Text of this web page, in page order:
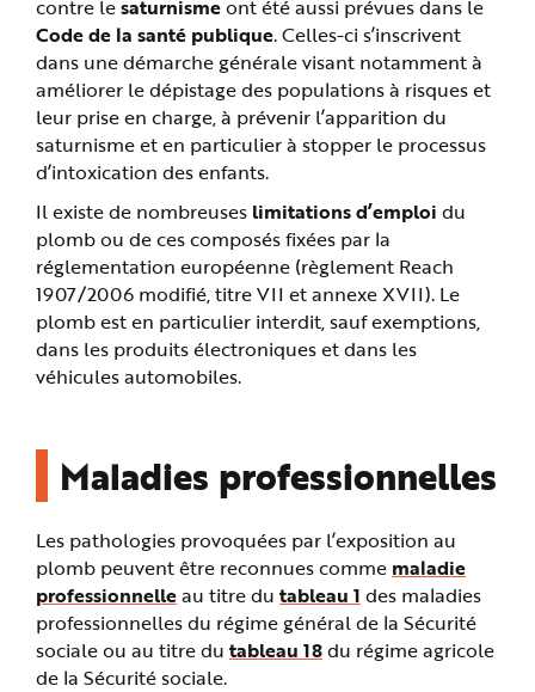
contre lesaturnismeont été aussi prévues dans le
Code de la santé publique. Celles-ci s’inscrivent
dans une démarche générale visant notamment à
améliorer le dépistage des populations à risques et
leur prise en charge, à prévenir l’apparition du
saturnisme et en particulier à stopper le processus
d’intoxication des enfants.
Il existe de nombreuses limitations d’emploi du
plomb ou de ces composés fixées par la
réglementation européenne (règlement Reach
1907/2006 modifié, titre VII et annexe XVII). Le
plomb est en particulier interdit, sauf exemptions,
dans les produits électroniques et dans les
véhicules automobiles.
Maladies professionnelles
Les pathologies provoquées par l’exposition au
plomb peuvent être reconnues comme maladie
professionnelleau titre du tableau 1 des maladies
professionnelles du régime général de la Sécurité
sociale ou au titre du tableau 18du régime agricole
de la Sécurité sociale.